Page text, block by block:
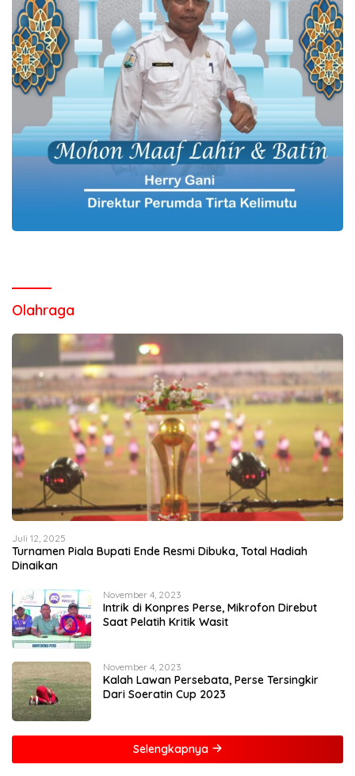
Olahraga
Juli 12, 2025
Turnamen Piala Bupati Ende Resmi Dibuka, Total Hadiah
Dinaikan
November 4, 2023
Intrik di Konpres Perse, Mikrofon Direbut
Saat Pelatih Kritik Wasit
November 4, 2023
Kalah Lawan Persebata, Perse Tersingkir
Dari Soeratin Cup 2023
Selengkapnya